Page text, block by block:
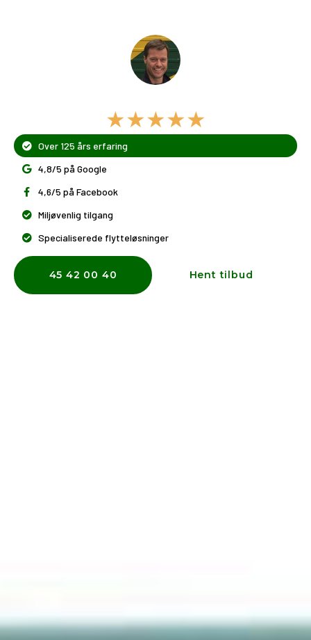
★★★★★
Over 125 års erfaring
4,8/5 på Google
4,6/5 på Facebook
Miljøvenlig tilgang
Specialiserede flytteløsninger
45 42 00 40 Hent tilbud